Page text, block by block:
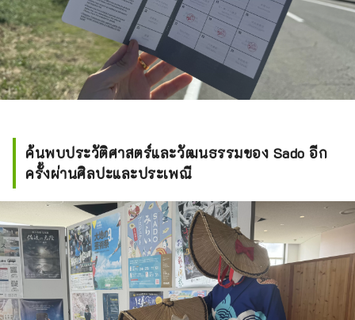
ค้นพบประวัติศาสตร์และวัฒนธรรมของ Sado อีก
ครั้งผ่านศิลปะและประเพณี